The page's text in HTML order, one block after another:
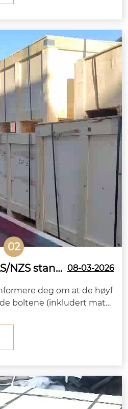
02
NZS stand
til Australi
08-03-2026
deg om at de høyf
boltene (inkludert matc
og pakket for ekspor
med...